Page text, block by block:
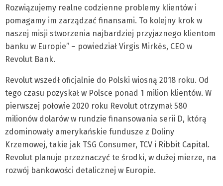
Rozwiązujemy realne codzienne problemy klientów i
pomagamy im zarządzać finansami. To kolejny krok w
naszej misji stworzenia najbardziej przyjaznego klientom
banku w Europie” – powiedział Virgis Mirkės, CEO w
Revolut Bank.
Revolut wszedł oficjalnie do Polski wiosną 2018 roku. Od
tego czasu pozyskał w Polsce ponad 1 milion klientów. W
pierwszej połowie 2020 roku Revolut otrzymał 580
milionów dolarów w rundzie finansowania serii D, którą
zdominowały amerykańskie fundusze z Doliny
Krzemowej, takie jak TSG Consumer, TCV i Ribbit Capital.
Revolut planuje przeznaczyć te środki, w dużej mierze, na
rozwój bankowości detalicznej w Europie.